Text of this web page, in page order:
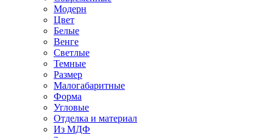
Модерн
Цвет
Белые
Венге
Светлые
Темные
Размер
Малогабаритные
Форма
Угловые
Отделка и материал
Из МДФ